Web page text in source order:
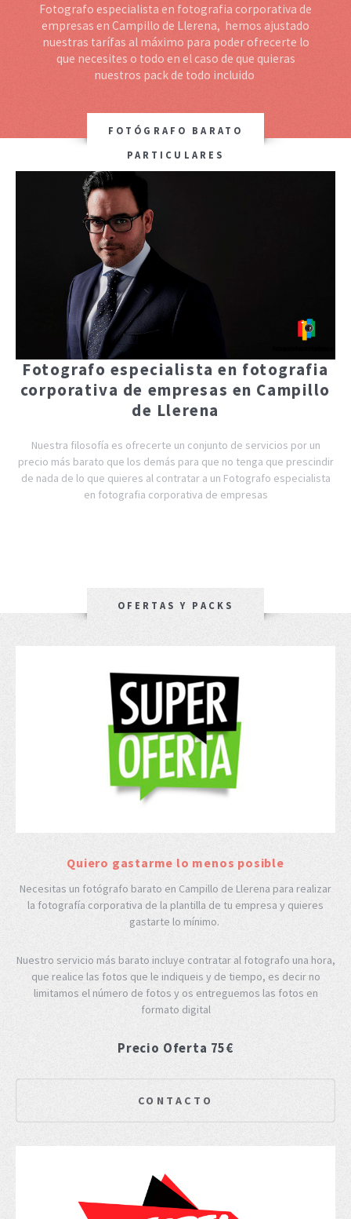
Fotografo especialista en fotografia corporativa de
empresas en Campillo de Llerena, hemos ajustado
nuestras tarífas al máximo para poder ofrecerte lo
que necesites o todo en el caso de que quieras
nuestros pack de todo incluido
FOTÓGRAFO BARATO
PARTICULARES
Fotografo especialista en fotografia
corporativa de empresas en Campillo
de Llerena
Nuestra filosofía es ofrecerte un conjunto de servicios por un
precio más barato que los demás para que no tenga que prescindir
de nada de lo que quieres al contratar a un Fotografo especialista
en fotografia corporativa de empresas
OFERTAS Y PACKS
Quiero gastarme lo menos posible
Necesitas un fotógrafo barato en Campillo de Llerena para realizar
la fotografía corporativa de la plantilla de tu empresa y quieres
gastarte lo mínimo.
Nuestro servicio más barato incluye contratar al fotografo una hora,
que realice las fotos que le indiqueis y de tiempo, es decir no
limitamos el número de fotos y os entreguemos las fotos en
formato digital
Precio Oferta 75€
CONTACTO